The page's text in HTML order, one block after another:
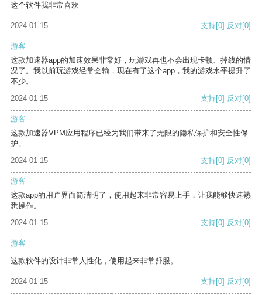
这个软件我非常喜欢
2024-01-15 支持[0] 反对[0]
游客
这款加速器app的加速效果非常好，玩游戏再也不会出现卡顿、掉线的情
况了。我以前玩游戏经常会输，现在有了这个app，我的游戏水平提升了
不少。
2024-01-15
支持[0] 反对[0]
游客
这款加速器VPM应用程序已经为我们带来了无限的隐私保护和安全性保
护。
2024-01-15
支持[0] 反对[0]
游客
这款app的用户界面简洁明了，使用起来非常容易上手，让我能够快速熟
悉操作。
2024-01-15
支持[0] 反对[0]
游客
这款软件的设计非常人性化，使用起来非常舒服。
2024-01-15 支持[0] 反对[0]